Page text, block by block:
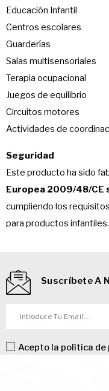
Educación Infantil
Centros escolares
Guarderías
Salas multisensoriales
Terapia ocupacional
Juegos de equilibrio
Circuitos motores
Actividades de
Seguridad
Este producto ha sido
Europea 2009/48/CE
cumpliendo los
para productos infantiles.
Suscríbete A
Acepto la política de